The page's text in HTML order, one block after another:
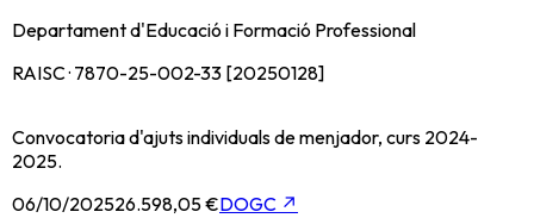
Departament d'Educació i Formació Professional
RAISC · 7870-25-002-33 [20250128]
Convocatoria d'ajuts individuals de menjador, curs 2024-
2025.
06/10/202526.598,05 €DOGC ↗